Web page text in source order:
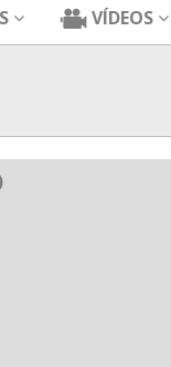
VÍDEOS